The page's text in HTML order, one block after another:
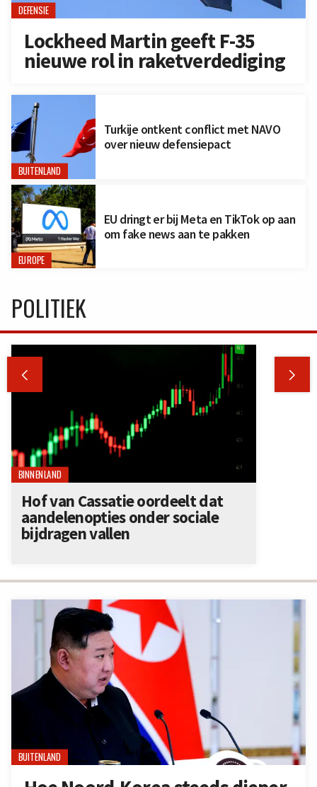
DEFENSIE
Lockheed Martin geeft F-35
nieuwe rol in raketverdediging
BUITENLAND
Turkije ontkent conflict met NAVO
over nieuw defensiepact
EUROPE
EU dringt er bij Meta en TikTok op aan
om fake news aan te pakken
BUITENLAND
POLITIEK
 
BINNENLAND
Hof van Cassatie oordeelt dat
aandelenopties onder sociale
bijdragen vallen